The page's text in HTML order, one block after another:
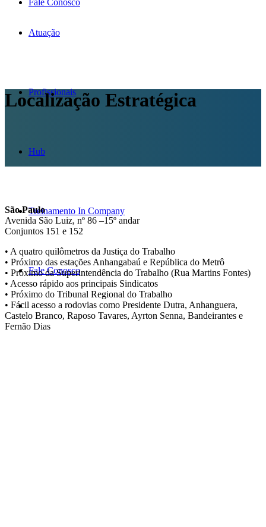
Atuação
Profissionais
Hub
Treinamento In Company
Fale Conosco
Fale Conosco
Localização Estratégica
São Paulo
Avenida São Luiz, nº 86 –15º andar
Conjuntos 151 e 152
• A quatro quilômetros da Justiça do Trabalho
• Próximo das estações Anhangabaú e República do Metrô
• Próximo da Superintendência do Trabalho (Rua Martins Fontes)
• Acesso rápido aos principais Sindicatos
• Próximo do Tribunal Regional do Trabalho
• Fácil acesso a rodovias como Presidente Dutra, Anhanguera,
Castelo Branco, Raposo Tavares, Ayrton Senna, Bandeirantes e
Fernão Dias